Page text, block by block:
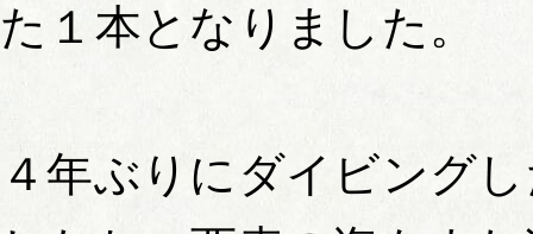
た１本となりました。
４年ぶりにダイビング